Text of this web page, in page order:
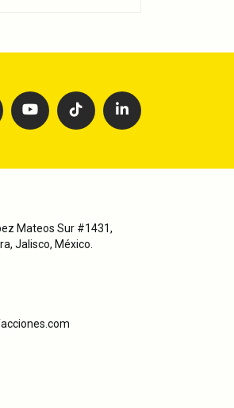
Mateos Sur #1431,
Jalisco, México.